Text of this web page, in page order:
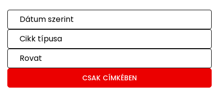
Dátum szerint
Cikk típusa
Rovat
CSAK CÍMKÉBEN